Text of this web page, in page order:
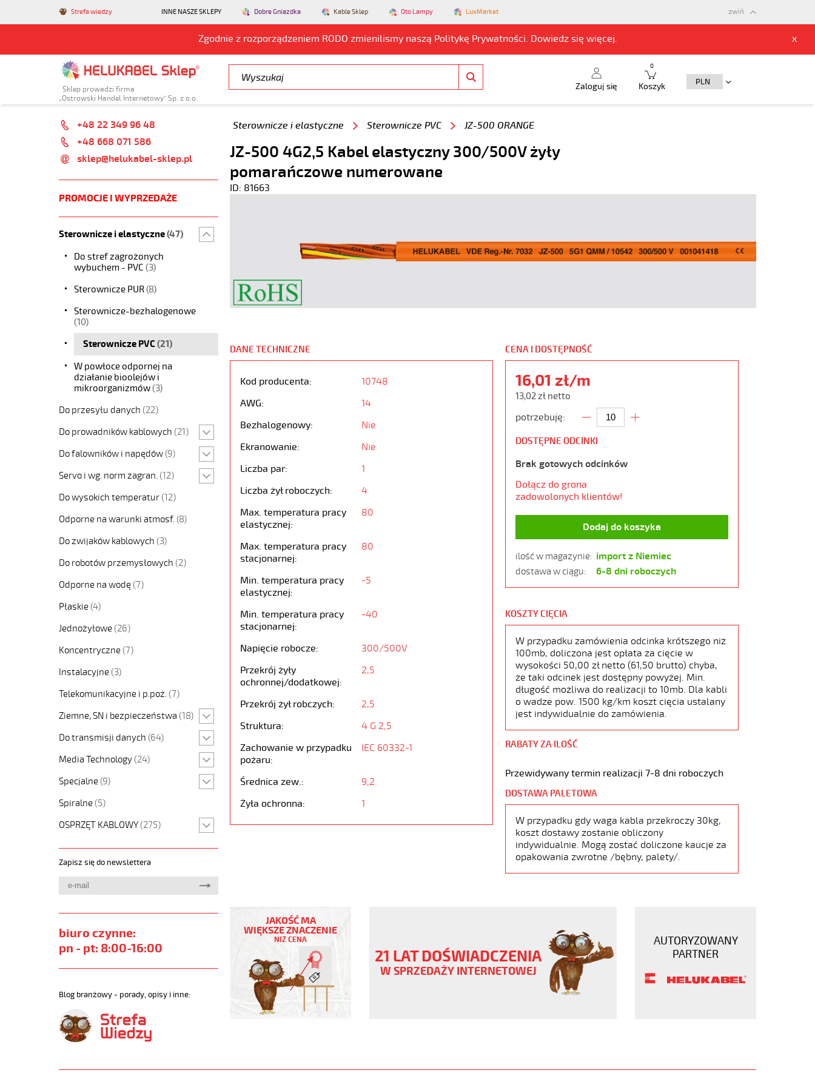
Strefa wiedzy INNE NASZE SKLEPY Dobre Gniazdka Kable Sklep Oto Lampy LuxMarket
Zgodnie z rozporządzeniem RODO zmienilismy naszą Politykę Prywatności. Dowiedz się więcej. x
zwiń
Sklep prowadzi firma
„Ostrowski Handel Internetowy” Sp. z o.o.
Zaloguj się Koszyk
0
+48 22 349 96 48
+48 668 071 586
sklep@helukabel-sklep.pl
PROMOCJE I WYPRZEDAŻE
Sterownicze i elastyczne(47)
Do stref zagrożonych
wybuchem - PVC (3)
Sterownicze PUR(8)
Sterownicze-bezhalogenowe
(10)
Sterownicze PVC(21)
W powłoce odpornej na
działanie bioolejów i
mikroorganizmów(3)
Do przesyłu danych (22)
Do prowadników kablowych (21)
Do falowników i napędów (9)
Servo i wg. norm zagran. (12)
Do wysokich temperatur (12)
Odporne na warunki atmosf. (8)
Do zwijaków kablowych (3)
Do robotów przemysłowych (2)
Odporne na wodę (7)
Płaskie (4)
Jednożyłowe (26)
Koncentryczne (7)
Instalacyjne (3)
Telekomunikacyjne i p.poż. (7)
Ziemne, SN i bezpieczeństwa (18)
Do transmisji danych (64)
Media Technology (24)
Specjalne (9)
Spiralne (5)
OSPRZĘT KABLOWY (275)
Zapisz się do newslettera
biuro czynne:
pn - pt: 8:00-16:00
Blog branżowy - porady, opisy i inne:
Sterownicze i elastyczne Sterownicze PVC JZ-500 ORANGE
JZ-500 4G2,5 Kabel elastyczny 300/500V żyły
pomarańczowe numerowane
ID: 81663
DANE TECHNICZNE
Kod producenta:
10748
AWG:
14
Bezhalogenowy:
Nie
Ekranowanie:
Nie
Liczba par:
1
Liczba żył roboczych:
4
Max. temperatura pracy
elastycznej:
80
Max. temperatura pracy
stacjonarnej:
80
Min. temperatura pracy
elastycznej:
-5
Min. temperatura pracy
stacjonarnej:
-40
Napięcie robocze:
300/500V
Przekrój żyły
ochronnej/dodatkowej:
2,5
Przekrój żył robczych:
2,5
Struktura:
4 G 2,5
Zachowanie w przypadku
pożaru:
IEC 60332-1
Średnica zew.:
9,2
Żyła ochronna:
1
CENA I DOSTĘPNOŚĆ
16,01 zł/m
13,02 zł netto
potrzebuję:
DOSTĘPNE ODCINKI
Brak gotowych odcinków
Dołącz do grona
zadowolonych klientów!
Dodaj do koszyka
ilość w magazynie: import z Niemiec
dostawa w ciągu: 6-8 dni roboczych
KOSZTY CIĘCIA
W przypadku zamówienia odcinka krótszego niż
100mb, doliczona jest opłata za cięcie w
wysokości 50,00 zł netto (61,50 brutto) chyba,
że taki odcinek jest dostępny powyżej. Min.
długość możliwa do realizacji to 10mb. Dla kabli
o wadze pow. 1500 kg/km koszt cięcia ustalany
jest indywidualnie do zamówienia.
RABATY ZA ILOŚĆ
Przewidywany termin realizacji 7-8 dni roboczych
DOSTAWA PALETOWA
W przypadku gdy waga kabla przekroczy 30kg,
koszt dostawy zostanie obliczony
indywidualnie. Mogą zostać doliczone kaucje za
opakowania zwrotne /bębny, palety/.
4G2,5
Kabel
300/500V
pomarańczowe
numerowane
https://www.static.helukabel-
https://www.helukabel-
JAKOŚĆ MA
WIĘKSZE ZNACZENIE
NIŻ CENA
21 LAT DOŚWIADCZENIA
W SPRZEDAŻY INTERNETOWEJ
AUTORYZOWANY
PARTNER